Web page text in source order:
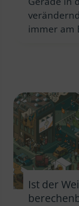
immer am
Ist der